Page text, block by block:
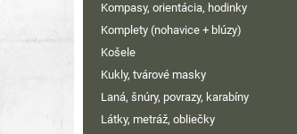
Kompasy, orientácia, hodinky
Komplety (nohavice + blúzy)
Košele
Kukly, tvárové masky
Laná, šnúry, povrazy, karabíny
Látky, metráž, obliečky